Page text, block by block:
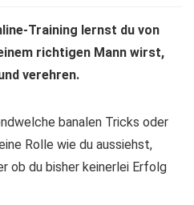
Training lernst du von
richtigen Mann wirst,
verehren.
banalen Tricks oder
Rolle wie du aussiehst,
ob du bisher keinerlei Erfolg